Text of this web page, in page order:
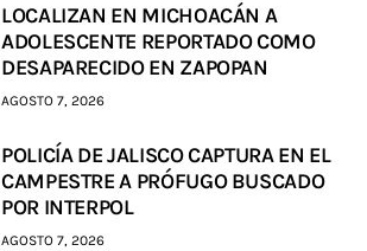
LOCALIZAN EN MICHOACÁN A
ADOLESCENTE REPORTADO COMO
DESAPARECIDO EN ZAPOPAN
AGOSTO 7, 2026
POLICÍA DE JALISCO CAPTURA EN EL
CAMPESTRE A PRÓFUGO BUSCADO
POR INTERPOL
AGOSTO 7, 2026